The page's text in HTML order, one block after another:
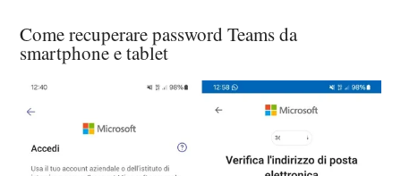
Come recuperare password Teams da
smartphone e tablet